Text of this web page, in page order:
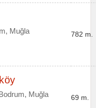
Muğla 782 m.
Muğla 69 m.